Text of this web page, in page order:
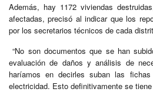
Además, hay 1172 viviendas
afectadas, precisó al indicar que los
por los secretarios técnicos de cada
“No son documentos que se han
evaluación de daños y análisis de
haríamos en decirles suban las
electricidad. Esto definitivamente se